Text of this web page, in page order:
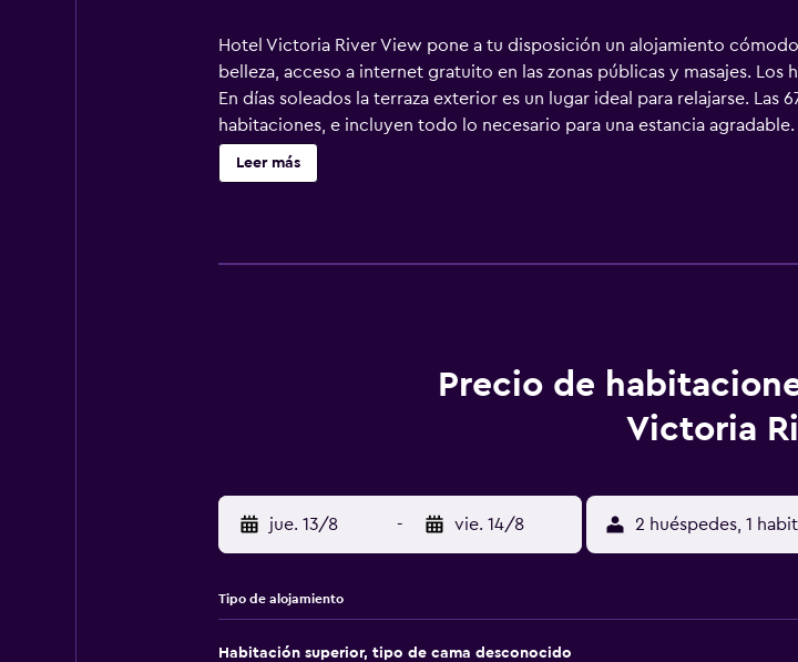
Hotel Victoria River View pone a tu disposición un alojamiento
belleza, acceso a internet gratuito en las zonas públicas y masajes.
En días soleados la terraza exterior es un lugar ideal para relajarse.
habitaciones, e incluyen todo lo necesario para una estancia
Sultan Suriansyah Mosque y a May 17th Stadium. El Aeropuerto
traslados para su comodidad.
Leer más
Precio de
Victoria
jue. 13/8 - vie. 14/8 2 huéspedes, 1
Tipo de alojamiento
Habitación superior, tipo de cama desconocido